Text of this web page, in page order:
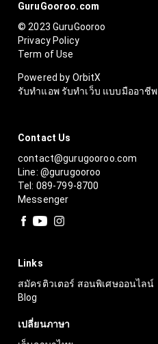
GuruGooroo.com
© 2023 GuruGooroo
Privacy Policy
Term of Use
Powered by OrbitX
รับทำแอพ รับทำเว็บ แบบมืออาชีพ
Contact Us
contact@gurugooroo.com
Line: @gurugooroo
Tel: 089-799-8700
Messenger
Links
สมัครติวเตอร์ สอนพิเศษออนไลน์
Blog
เปลี่ยนภาษา